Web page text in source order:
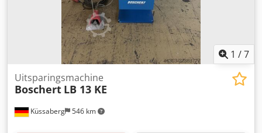
1 /7
Küssaberg 546 km
Uitsparingsmachine
Boschert LB 13 KE